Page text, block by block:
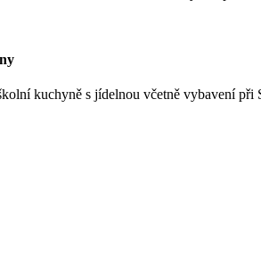
kuchyně s jídelnou včetně vybavení